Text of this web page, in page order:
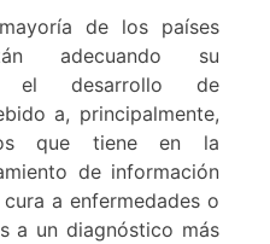
de los países
adecuando su
el desarrollo de
a, principalmente,
que tiene en la
de información
a enfermedades o
a un diagnóstico más